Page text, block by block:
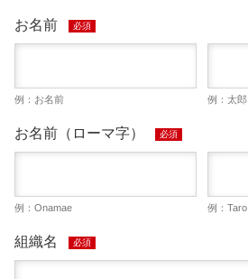
お名前 必須
例：お名前 例：太郎
お名前（ローマ字） 必須
例：Onamae 例：Taro
組織名 必須